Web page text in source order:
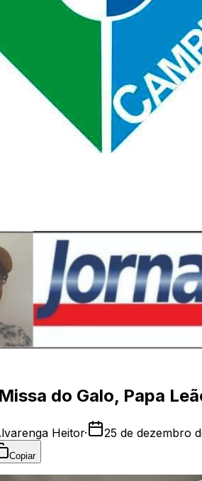
Missa do Galo, Papa
Heitor· 25 de dezembro
Copiar